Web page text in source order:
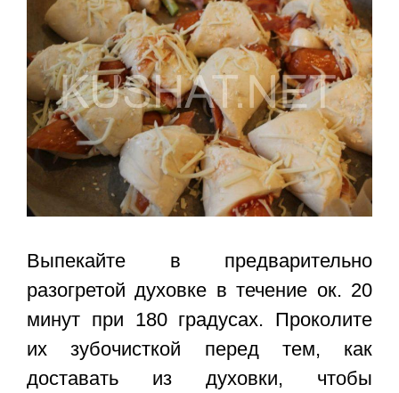
Выпекайте в предварительно
разогретой духовке в течение ок. 20
минут при 180 градусах. Проколите
их зубочисткой перед тем, как
доставать из духовки, чтобы